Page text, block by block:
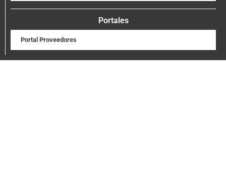
Portales
Portal Proveedores